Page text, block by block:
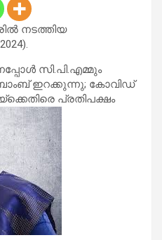
നടത്തിയ
സി.പി.എമ്മും
ഇറക്കുന്നു; കോവിഡ്
പ്രതിപക്ഷം